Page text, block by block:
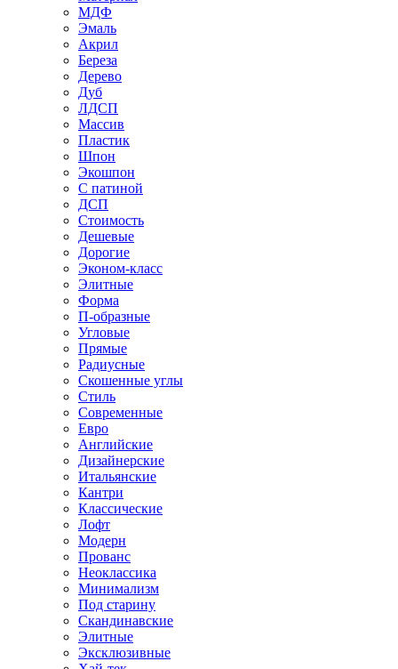
МДФ
Эмаль
Акрил
Береза
Дерево
Дуб
ЛДСП
Массив
Пластик
Шпон
Экошпон
С патиной
ДСП
Стоимость
Дешевые
Дорогие
Эконом-класс
Элитные
Форма
П-образные
Угловые
Прямые
Радиусные
Скошенные углы
Стиль
Современные
Евро
Английские
Дизайнерские
Итальянские
Кантри
Классические
Лофт
Модерн
Прованс
Неоклассика
Минимализм
Под старину
Скандинавские
Элитные
Эксклюзивные